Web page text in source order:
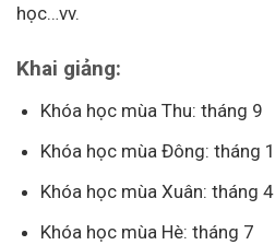
học…vv.
Khai giảng:
Khóa học mùa Thu: tháng 9
Khóa học mùa Đông: tháng 1
Khóa học mùa Xuân: tháng 4
Khóa học mùa Hè: tháng 7